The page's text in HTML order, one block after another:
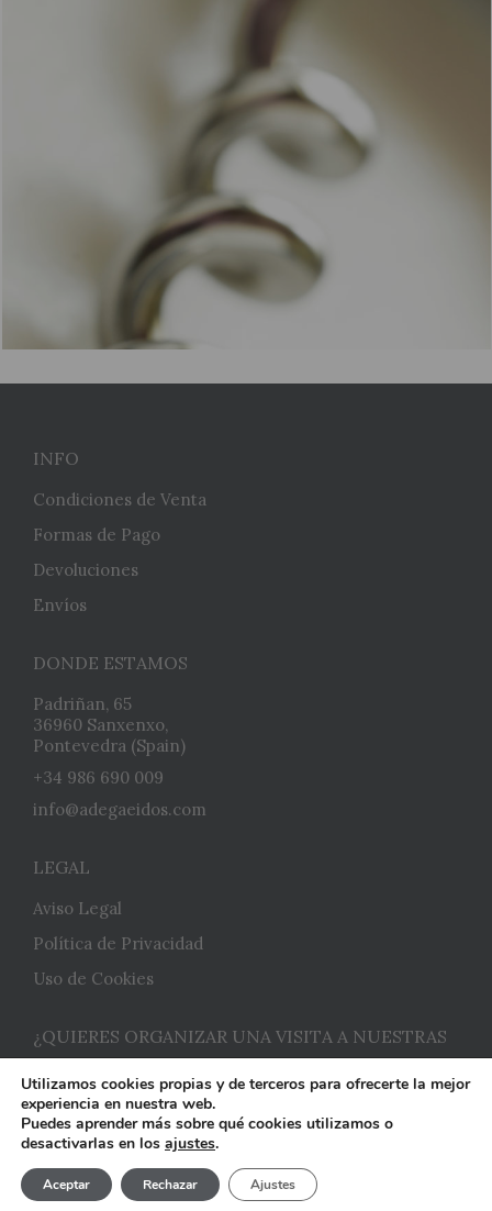
INFO
Condiciones de Venta
Formas de Pago
Devoluciones
Envíos
DONDE ESTAMOS
Padriñan, 65
36960 Sanxenxo,
Pontevedra (Spain)
+34 986 690 009
info@adegaeidos.com
LEGAL
Aviso Legal
Política de Privacidad
Uso de Cookies
¿QUIERES ORGANIZAR UNA VISITA A NUESTRAS
INSTALACIONES?
Consúltanos
Adega Eidos © 2020 -Acuarel.es
Utilizamos cookies propias y de terceros para ofrecerte la mejor
experiencia en nuestra web.
Puedes aprender más sobre qué cookies utilizamos o
desactivarlas en los ajustes.
Aceptar Rechazar Ajustes